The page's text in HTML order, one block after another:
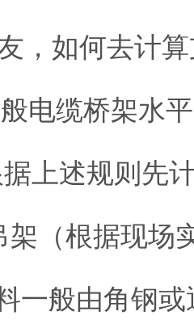
，如何去计
电缆桥架水
上述规则先
架（根据现场
一般由角钢